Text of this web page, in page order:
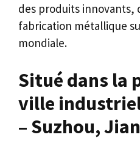
des produits innovants,
fabrication métallique
mondiale.
Situé dans la
ville
– Suzhou,